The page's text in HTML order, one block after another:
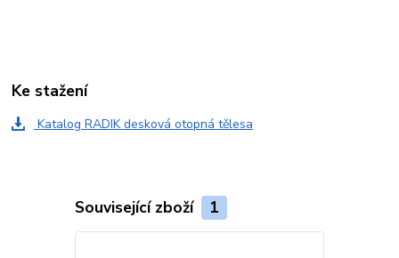
Ke stažení
Katalog RADIK desková otopná tělesa
Související zboží 1